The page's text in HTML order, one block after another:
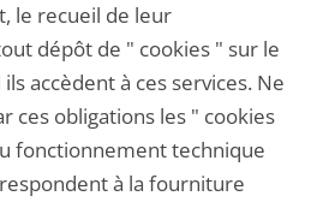
le recueil de leur
dépôt de " cookies " sur le
accèdent à ces services. Ne
ces obligations les " cookies
fonctionnement technique
à la fourniture